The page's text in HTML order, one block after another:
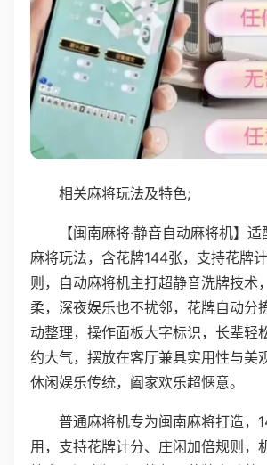
相关麻将玩法及特色;
【闽南麻将·静音自动麻将机】
麻将玩法，含花牌144张，支持花牌
则，自动麻将机主打超静音洗牌技术
柔，深夜娱乐也不扰邻，花牌自动分
动整理，操作面板大字标识，长辈轻
约大气，摆放在客厅兼具实用性与美
休闲娱乐传统，阖家欢乐超惬意。
普通麻将机专为闽南麻将打造，
用，支持花牌计分、庄闲加倍规则，